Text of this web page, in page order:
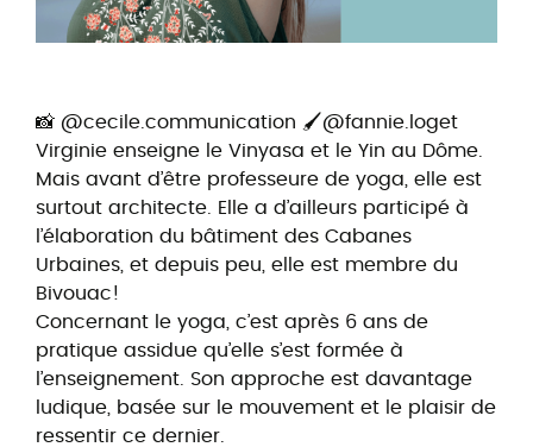
📸 @cecile.communication 🖌️@fannie.loget
Virginie enseigne le Vinyasa et le Yin au Dôme.
Mais avant d’être professeure de yoga, elle est
surtout architecte. Elle a d’ailleurs participé à
l’élaboration du bâtiment des Cabanes
Urbaines, et depuis peu, elle est membre du
Bivouac!
Concernant le yoga, c’est après 6 ans de
pratique assidue qu’elle s’est formée à
l’enseignement. Son approche est davantage
ludique, basée sur le mouvement et le plaisir de
ressentir ce dernier.